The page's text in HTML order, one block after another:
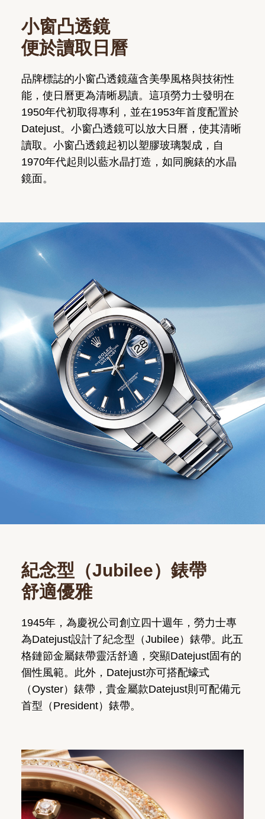
小窗凸透鏡
便於讀取日曆
品牌標誌的小窗凸透鏡蘊含美學風格與技術性
能，使日曆更為清晰易讀。這項勞力士發明在
1950年代初取得專利，並在1953年首度配置於
Datejust。小窗凸透鏡可以放大日曆，使其清晰
讀取。小窗凸透鏡起初以塑膠玻璃製成，自
1970年代起則以藍水晶打造，如同腕錶的水晶
鏡面。
紀念型（Jubilee）錶帶
舒適優雅
1945年，為慶祝公司創立四十週年，勞力士專
為Datejust設計了紀念型（Jubilee）錶帶。此五
格鏈節金屬錶帶靈活舒適，突顯Datejust固有的
個性風範。此外，Datejust亦可搭配蠔式
（Oyster）錶帶，貴金屬款Datejust則可配備元
首型（President）錶帶。